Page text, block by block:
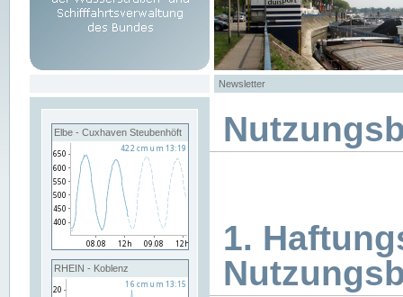
Newsletter
Elbe - Cuxhaven Steubenhöft
RHEIN - Koblenz
1.